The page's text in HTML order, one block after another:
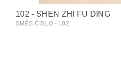
102 - SHEN ZHI FU DING
SMĚS ČÍSLO - 102